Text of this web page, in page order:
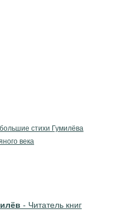
стихи Гумилёва
века
- Читатель книг